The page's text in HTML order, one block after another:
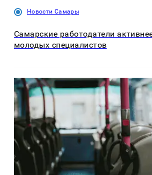
Новости Самары
Самарские работодатели
молодых специалистов